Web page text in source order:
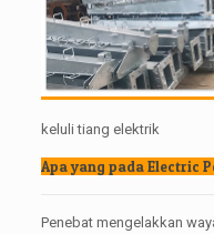
keluli tiang elektrik
Apa yang pada Electric
Penebat mengelakkan